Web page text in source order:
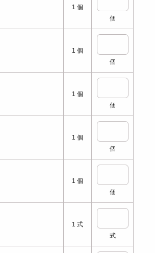
1 個
個
1 個
個
1 個
個
1 個
個
1 個
個
1 式
式